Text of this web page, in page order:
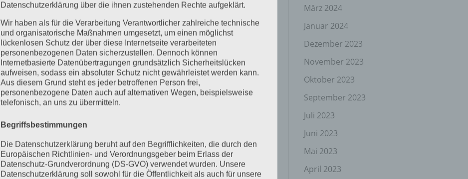
März 2024
Januar 2024
Dezember 2023
November 2023
Oktober 2023
September 2023
Juli 2023
Juni 2023
Mai 2023
April 2023
Datenschutzerklärung über die ihnen zustehenden Rechte aufgeklärt.
Wir haben als für die Verarbeitung Verantwortlicher zahlreiche technische
und organisatorische Maßnahmen umgesetzt, um einen möglichst
lückenlosen Schutz der über diese Internetseite verarbeiteten
personenbezogenen Daten sicherzustellen. Dennoch können
Internetbasierte Datenübertragungen grundsätzlich Sicherheitslücken
aufweisen, sodass ein absoluter Schutz nicht gewährleistet werden kann.
Aus diesem Grund steht es jeder betroffenen Person frei,
personenbezogene Daten auch auf alternativen Wegen, beispielsweise
telefonisch, an uns zu übermitteln.
Begriffsbestimmungen
Die Datenschutzerklärung beruht auf den Begrifflichkeiten, die durch den
Europäischen Richtlinien- und Verordnungsgeber beim Erlass der
Datenschutz-Grundverordnung (DS-GVO) verwendet wurden. Unsere
Datenschutzerklärung soll sowohl für die Öffentlichkeit als auch für unsere